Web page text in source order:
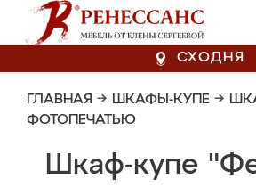
СХОДНЯ
ГЛАВНАЯ → ШКАФЫ-КУПЕ →
ФОТОПЕЧАТЬЮ
Шкаф-купе